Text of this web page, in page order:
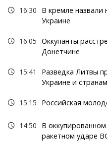
16:30
В кремле назвали
Украине
16:05 Оккупанты
Донетчине
15:41
Разведка Литвы
Украине и
15:15 Российская
14:50
В
ракетном ударе